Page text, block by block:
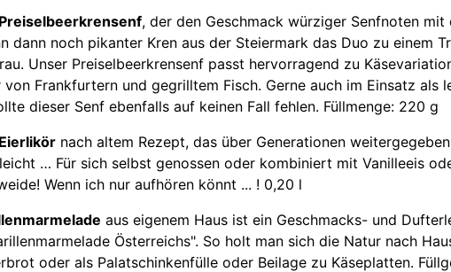
Preiselbeerkrensenf, der den Geschmack würziger Senfnoten
dann noch pikanter Kren aus der Steiermark das Duo zu einem
Unser Preiselbeerkrensenf passt hervorragend zu
von Frankfurtern und gegrilltem Fisch. Gerne auch im Einsatz
dieser Senf ebenfalls auf keinen Fall fehlen. Füllmenge: 220 g
Eierlikör nach altem Rezept, das über Generationen
… Für sich selbst genossen oder kombiniert mit Vanilleeis
Wenn ich nur aufhören könnt ... ! 0,20 l
aus eigenem Haus ist ein Geschmacks- und
Österreichs". So holt man sich die Natur nach
oder als Palatschinkenfülle oder Beilage zu Käseplatten.